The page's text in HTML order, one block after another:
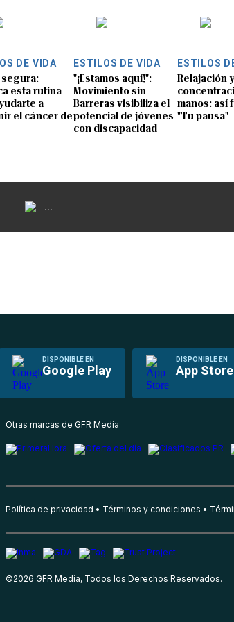
DE VIDA
segura:
esta rutina
a
el cáncer de
ESTILOS DE VIDA
"¡Estamos aquí!":
Movimiento sin
Barreras visibiliza el
potencial de jóvenes
con discapacidad
ESTILOS
Relajación y
manos: así
"Tu pausa"
...
DISPONIBLE EN
Google Play
DISPONIBLE EN
App Store
Otras marcas de GFR Media
Política de privacidad Términos y condiciones
©2026 GFR Media, Todos los Derechos Reservados.